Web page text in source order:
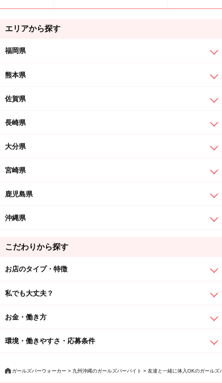
エリアから探す
福岡県
熊本県
佐賀県
長崎県
大分県
宮崎県
鹿児島県
沖縄県
こだわりから探す
お店のタイプ・特徴
私でも大丈夫？
お金・働き方
環境・働きやすさ・応募条件
ガールズバーウォーカー 九州沖縄のガールズバーバイト 友達と一緒に体入OKのガールズ